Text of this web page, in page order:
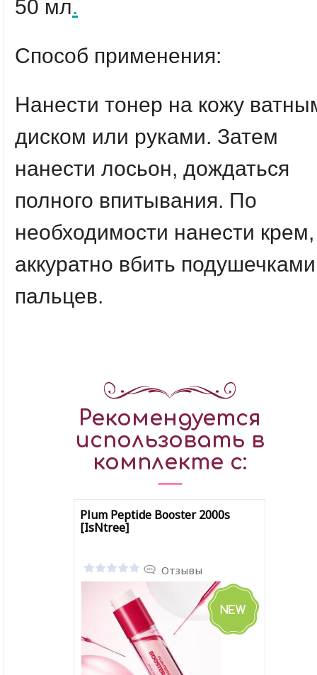
50 мл.
Способ применения:
Нанести тонер на кожу
диском или руками. Затем
нанести лосьон, дождаться
полного впитывания. По
необходимости нанести крем,
аккуратно вбить подушечками
пальцев.
Рекомендуется
использовать в
комплекте с:
Plum Peptide Booster 2000s
[IsNtree]
Отзывы